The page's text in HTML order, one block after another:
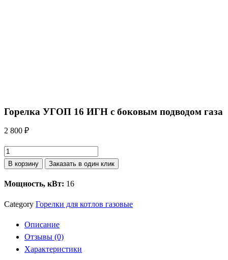
Горелка УГОП 16 ИГН с боковым подводом газа
2 800 ₽
Количество
товара
УГОП
16
боковым
подводом
В корзину Заказать в один клик
Мощность, кВт: 16
Category Горелки для котлов газовые
Описание
Отзывы (0)
Характеристики